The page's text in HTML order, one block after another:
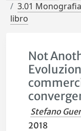
3.01
libro
Not
Stefano
2018